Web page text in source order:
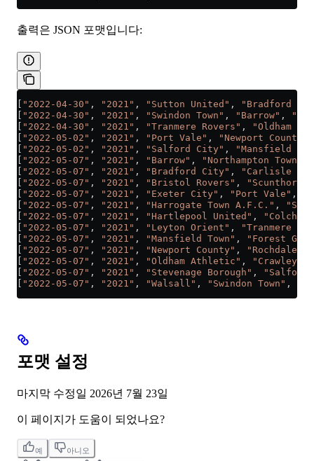
출력은 JSON 포맷입니다:
"2022-04-30" , "2021" , "Sutton United" ,
"Bradford
"2022-04-30" , "2021" , "Swindon Town" , "Barrow" , "2"
"2022-04-30" , "2021" , "Tranmere Rovers" ,
"Oldham
"2022-05-02" , "2021" , "Port Vale" , "Newport County"
"2022-05-02" , "2021" , "Salford City" ,
"Mansfield
"2022-05-07" , "2021" , "Barrow" , "Northampton Town"
"2022-05-07" , "2021" , "Bradford City" ,
"Carlisle
"2022-05-07" , "2021" , "Bristol Rovers" ,
"2022-05-07" , "2021" , "Exeter City" , "Port Vale" ,
"2022-05-07" , "2021" , "Harrogate Town A.F.C." ,
"2022-05-07" , "2021" , "Hartlepool United" ,
"2022-05-07" , "2021" , "Leyton Orient" ,
"Tranmere
"2022-05-07" , "2021" , "Mansfield Town" ,
"Forest
"2022-05-07" , "2021" , "Newport County" , "Rochdale"
"2022-05-07" , "2021" , "Oldham Athletic" ,
"Crawley
"2022-05-07" , "2021" , "Stevenage Borough" ,
"Salford
"2022-05-07" , "2021" , "Walsall" , "Swindon Town" ,
포맷 설정
마지막 수정일 2026년 7월 23일
이 페이지가 도움이 되었나요?
예 아니오